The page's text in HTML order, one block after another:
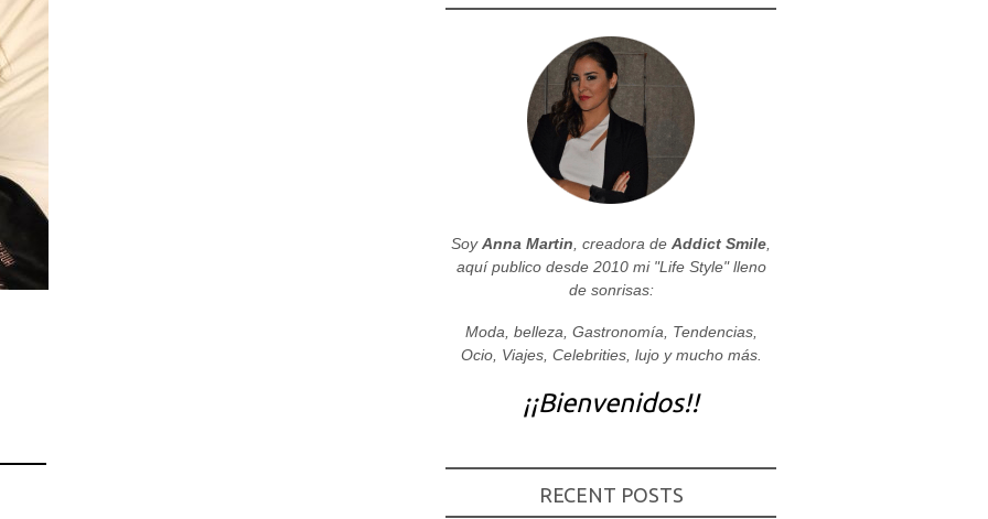
SoyAnna Martin , creadora de Addict Smile
aquí publico desde 2010 mi "Life Style" lleno
de sonrisas:
Moda, belleza, Gastronomía, Tendencias,
Ocio, Viajes, Celebrities, lujo y mucho más.
¡¡Bienvenidos!!
RECENT POSTS